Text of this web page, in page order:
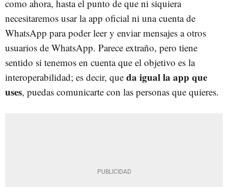
como ahora, hasta el punto de que ni siquiera
necesitaremos usar la app oficial ni una cuenta de
WhatsApp para poder leer y enviar mensajes a otros
usuarios de WhatsApp. Parece extraño, pero tiene
sentido si tenemos en cuenta que el objetivo es la
interoperabilidad; es decir, que da igual la app que
uses, puedas comunicarte con las personas que quieres.